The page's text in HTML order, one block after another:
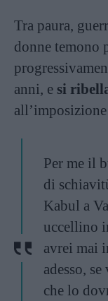
Tra paura,
donne temono
anni, e si
Per me il
di
Kabul a
uccellino
avrei mai
adesso,
che lo